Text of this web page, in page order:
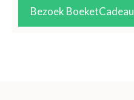
Bezoek BoeketCadeau